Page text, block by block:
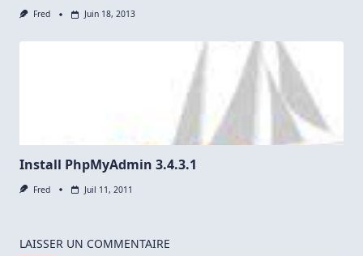
Fred Juin 18, 2013
Install PhpMyAdmin 3.4.3.1
Fred Juil 11, 2011
LAISSER UN COMMENTAIRE